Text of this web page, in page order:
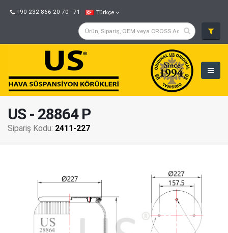
+90 232 866 20 70 - 71 Türkçe
US - 28864 P
Sipariş Kodu: 2411-227